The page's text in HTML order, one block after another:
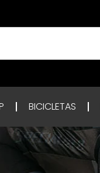
BICICLETAS